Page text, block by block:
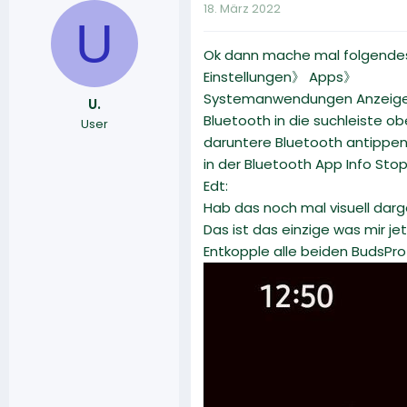
U
U.
User
18. März 2022
Ok dann mache mal
Einstellungen》 Apps》
Systemanwendungen
Bluetooth in die suchleiste
daruntere Bluetooth
in der Bluetooth App Info
Edt:
Hab das noch mal visuell
Das ist das einzige was mir
Entkopple alle beiden